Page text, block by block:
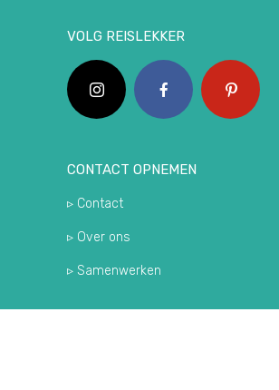
VOLG REISLEKKER
CONTACT OPNEMEN
▹ Contact
▹ Over ons
▹ Samenwerken